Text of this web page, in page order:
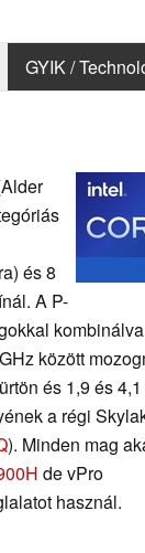
GYIK /
és 8
A P-
között
és 1,9 és
a régi
). Minden mag
de vPro
használ.